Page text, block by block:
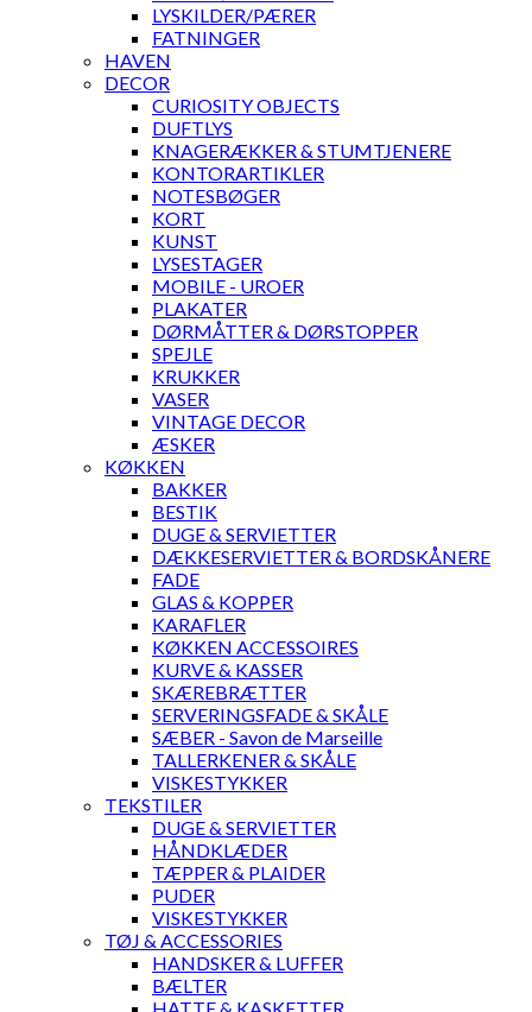
LYSKILDER/PÆRER
FATNINGER
HAVEN
DECOR
CURIOSITY OBJECTS
DUFTLYS
KNAGERÆKKER & STUMTJENERE
KONTORARTIKLER
NOTESBØGER
KORT
KUNST
LYSESTAGER
MOBILE - UROER
PLAKATER
DØRMÅTTER & DØRSTOPPER
SPEJLE
KRUKKER
VASER
VINTAGE DECOR
ÆSKER
KØKKEN
BAKKER
BESTIK
DUGE & SERVIETTER
DÆKKESERVIETTER & BORDSKÅNERE
FADE
GLAS & KOPPER
KARAFLER
KØKKEN ACCESSOIRES
KURVE & KASSER
SKÆREBRÆTTER
SERVERINGSFADE & SKÅLE
SÆBER - Savon de Marseille
TALLERKENER & SKÅLE
VISKESTYKKER
TEKSTILER
DUGE & SERVIETTER
HÅNDKLÆDER
TÆPPER & PLAIDER
PUDER
VISKESTYKKER
TØJ & ACCESSORIES
HANDSKER & LUFFER
BÆLTER